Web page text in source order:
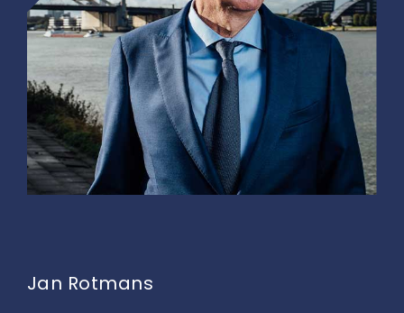
Jan Rotmans